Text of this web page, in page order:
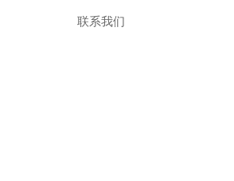
联系我们